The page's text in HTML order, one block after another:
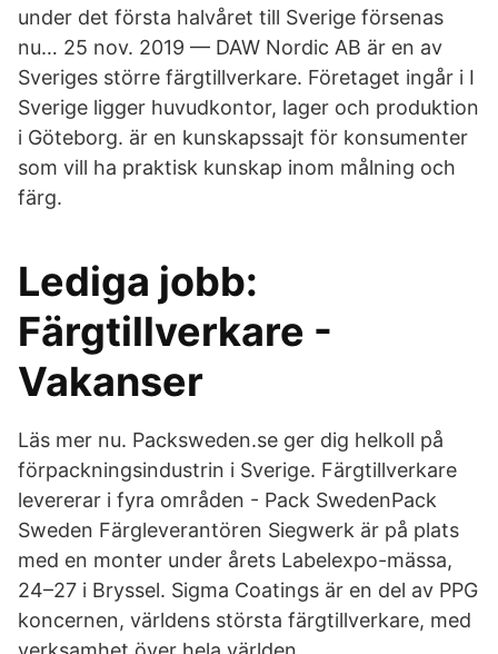
under det första halvåret till Sverige försenas
nu… 25 nov. 2019 — DAW Nordic AB är en av
Sveriges större färgtillverkare. Företaget ingår i I
Sverige ligger huvudkontor, lager och produktion
i Göteborg. är en kunskapssajt för konsumenter
som vill ha praktisk kunskap inom målning och
färg.
Lediga jobb:
Färgtillverkare -
Vakanser
Läs mer nu. Packsweden.se ger dig helkoll på
förpackningsindustrin i Sverige. Färgtillverkare
levererar i fyra områden - Pack SwedenPack
Sweden Färgleverantören Siegwerk är på plats
med en monter under årets Labelexpo-mässa,
24–27 i Bryssel. Sigma Coatings är en del av PPG
koncernen, världens största färgtillverkare, med